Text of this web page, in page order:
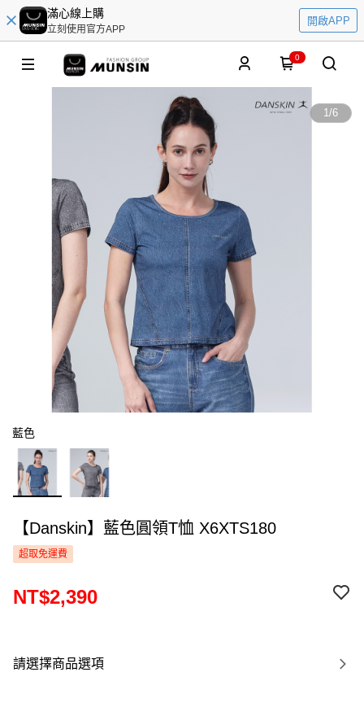
滿心線上購
立刻使用官方APP
開啟APP
0
1/6
藍色
【Danskin】藍色圓領T恤 X6XTS180
超取免運費
NT$2,390
請選擇商品選項